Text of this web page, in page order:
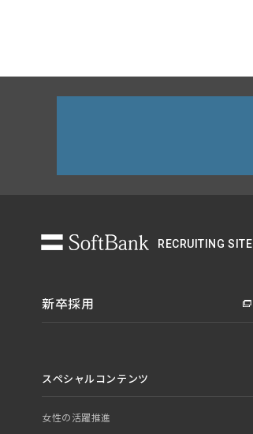
RECRUITING SITE
新卒採用
スペシャルコンテンツ
女性の活躍推進